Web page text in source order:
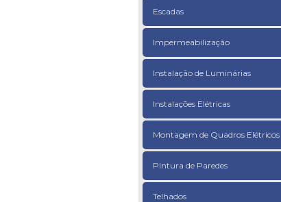
Escadas
Impermeabilização
Instalação de Luminárias
Instalações Elétricas
Montagem de Quadros Elétricos
Pintura de Paredes
Telhados